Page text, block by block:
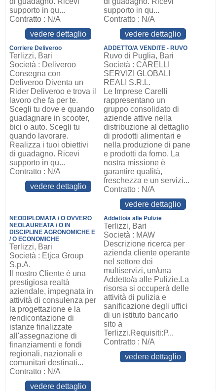
supporto in qu...
Contratto : N/A
vedere dettaglio
supporto in qu...
Contratto : N/A
vedere dettaglio
Corriere Deliveroo
Terlizzi, Bari
Società : Deliveroo
Consegna con
Deliveroo Diventa un
Rider Deliveroo e trova il
lavoro che fa per te.
Scegli tu dove e quando
guadagnare in scooter,
bici o auto. Scegli tu
quando lavorare.
Realizza i tuoi obiettivi
di guadagno. Ricevi
supporto in qu...
Contratto : N/A
vedere dettaglio
ADDETTO/A VENDITE - RUVO
Ruvo di Puglia, Bari
Società : CARELLI
SERVIZI GLOBALI
REALI S.R.L.
Le Imprese Carelli
rappresentano un
gruppo consolidato di
aziende attive nella
distribuzione al dettaglio
di prodotti alimentari e
nella produzione di pane
e prodotti da forno. La
nostra missione è
garantire qualità,
freschezza e un servizi...
Contratto : N/A
vedere dettaglio
NEODIPLOMATA / O OVVERO
NEOLAUREATA / O IN
DISCIPLINE AGRONOMICHE E
/ O ECONOMICHE
Terlizzi, Bari
Società : Etjca Group
S.p.A.
Il nostro Cliente è una
prestigiosa realtà
aziendale, impegnata in
attività di consulenza per
la progettazione e la
rendicontazione di
istanze finalizzate
all'assegnazione di
finanziamenti e fondi
regionali, nazionali e
comunitari destinati...
Contratto : N/A
vedere dettaglio
Addetto/a alle Pulizie
Terlizzi, Bari
Società : MAW
Descrizione ricerca per
azienda cliente operante
nel settore dei
multiservizi, un/una
Addetto/a alle Pulizie.La
risorsa si occuperà delle
attività di pulizia e
sanificazione degli uffici
di un istituto bancario
sito a
Terlizzi.Requisiti:P...
Contratto : N/A
vedere dettaglio